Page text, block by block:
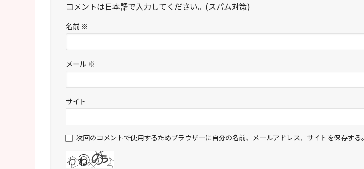
コメントは日本語で入力してください。(スパム対策)
名前 ※
メール ※
サイト
次回のコメントで使用するためブラウザーに自分の名前、メールアドレス、サイトを保存する。